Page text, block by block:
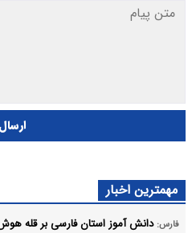
ارسال
مهمترین اخبار
فارس: دانش آموز استان فارسی بر قله